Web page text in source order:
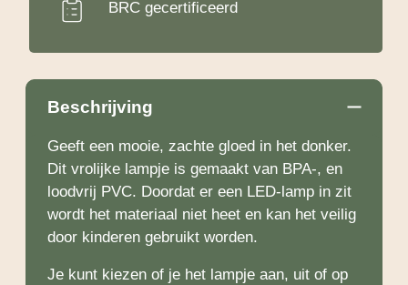
BRC gecertificeerd
Beschrijving
Geeft een mooie, zachte gloed in het donker.
Dit vrolijke lampje is gemaakt van BPA-, en
loodvrij PVC. Doordat er een LED-lamp in zit
wordt het materiaal niet heet en kan het veilig
door kinderen gebruikt worden.
Je kunt kiezen of je het lampje aan, uit of op